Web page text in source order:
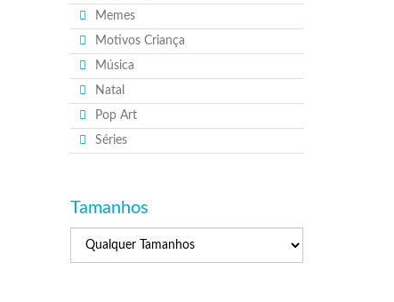
Memes
Motivos Criança
Música
Natal
Pop Art
Séries
Tamanhos